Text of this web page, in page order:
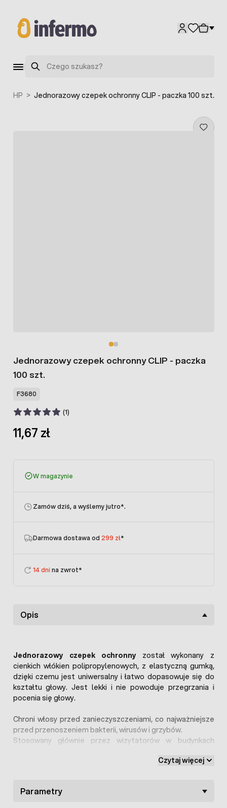
Szukaj
BHP > Jednorazowy czepek ochronny CLIP - paczka 100 szt.
Jednorazowy czepek ochronny CLIP - paczka
100 szt.
F3680
(1)
11,67 zł
W magazynie
Zamów dziś, a wyślemy jutro*.
Darmowa dostawa od 299 zł*
14 dni na zwrot*
Opis
Jednorazowy czepek ochronnyzostał wykonany z
cienkich włókien polipropylenowych, z elastyczną gumką,
dzięki czemu jest uniwersalny i łatwo dopasowuje się do
kształtu głowy. Jest lekki i nie powoduje przegrzania i
pocenia się głowy.
Chroni włosy przed zanieczyszczeniami, co najważniejsze
przed przenoszeniem bakterii, wirusów i grzybów.
Stosowany głównie przez wizytatorów w budynkach
chroni przed przenoszeniem zakażeń
Oferowanyczepek ochronny
jest złożony w poręczną
Czytaj więcej
Parametry